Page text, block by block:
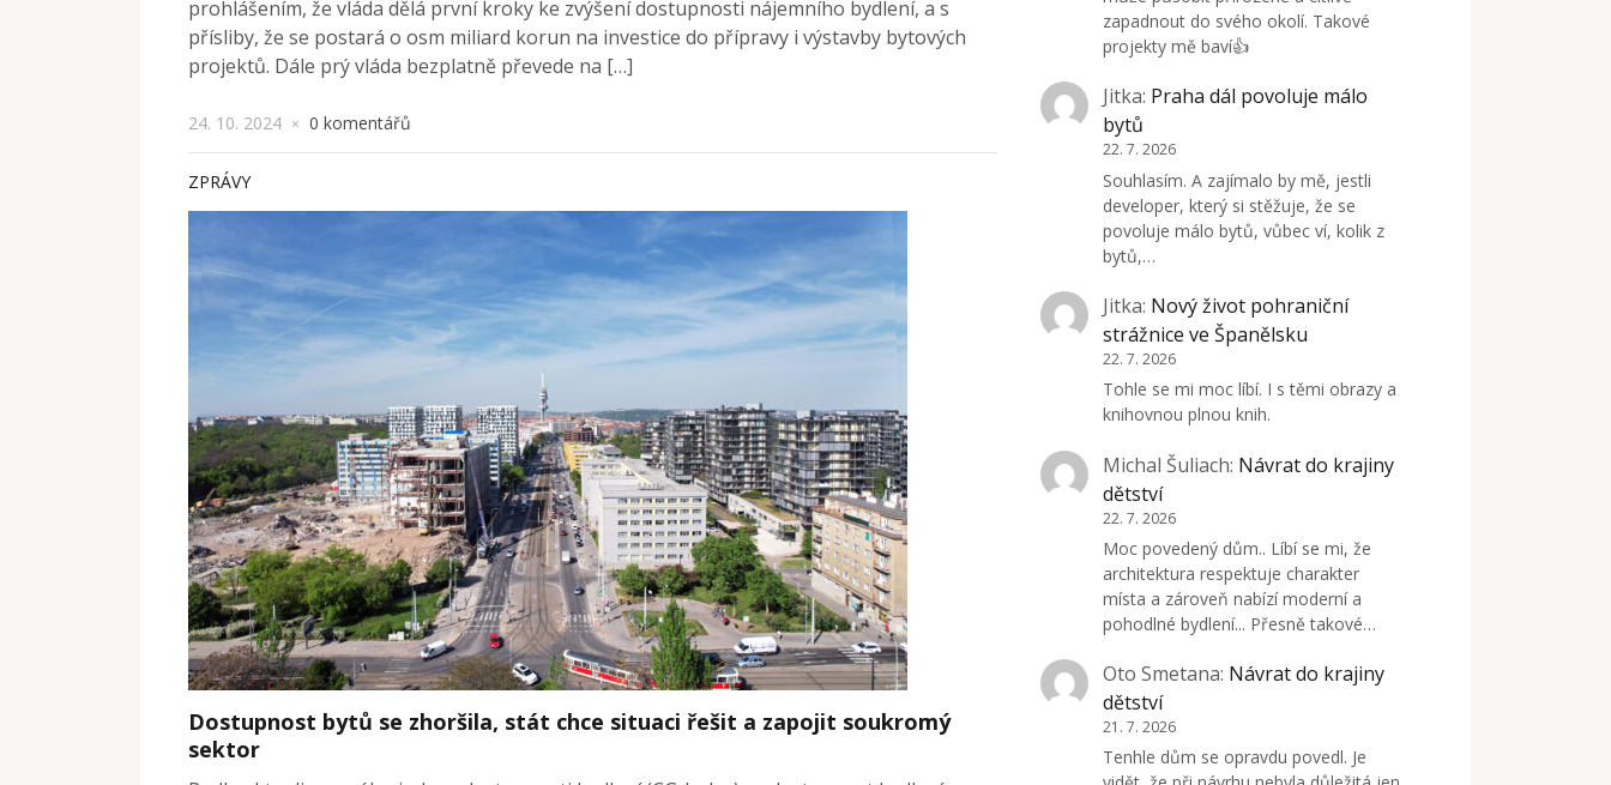
prohlášením, že vláda dělá první kroky ke zvýšení dostupnosti nájemního bydlení, a s
přísliby, že se postará o osm miliard korun na investice do přípravy i výstavby bytových
projektů. Dále prý vláda bezplatně převede na […]
24. 10. 2024 × 0 komentářů
ZPRÁVY
Dostupnost bytů se zhoršila, stát chce situaci řešit a zapojit soukromý
sektor
zapadnout do svého okolí. Takové
projekty mě baví👍
Jitka: Praha dál povoluje málo
bytů
22. 7. 2026
Souhlasím. A zajímalo by mě, jestli
developer, který si stěžuje, že se
povoluje málo bytů, vůbec ví, kolik z
bytů,…
Jitka: Nový život pohraniční
strážnice ve Španělsku
22. 7. 2026
Tohle se mi moc líbí. I s těmi obrazy a
knihovnou plnou knih.
Michal Šuliach: Návrat do krajiny
dětství
22. 7. 2026
Moc povedený dům.. Líbí se mi, že
architektura respektuje charakter
místa a zároveň nabízí moderní a
pohodlné bydlení... Přesně takové…
Oto Smetana: Návrat do krajiny
dětství
21. 7. 2026
Tenhle dům se opravdu povedl. Je